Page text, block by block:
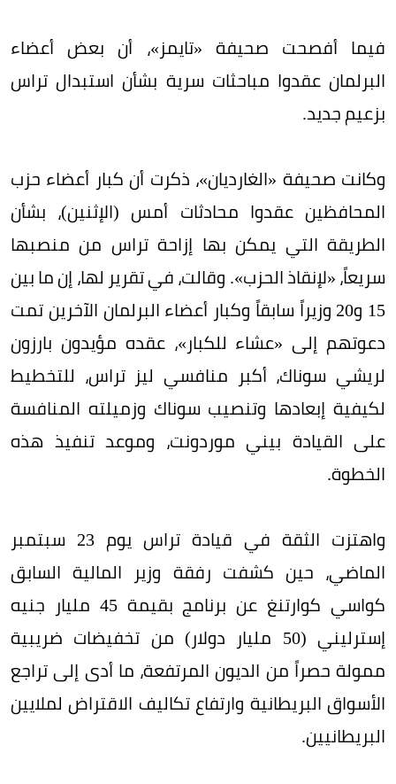
فيما أفصحت صحيفة «تايمز»، أن بعض أعضاء
البرلمان عقدوا مباحثات سرية بشأن استبدال تراس
بزعيم جديد.
وكانت صحيفة «الغارديان»، ذكرت أن كبار أعضاء حزب
المحافظين عقدوا محادثات أمس (الإثنين)، بشأن
الطريقة التي يمكن بها إزاحة تراس من منصبها
سريعاً، «لإنقاذ الحزب». وقالت، في تقرير لها، إن ما بين
15 و20 وزيراً سابقاً وكبار أعضاء البرلمان الآخرين تمت
دعوتهم إلى «عشاء للكبار»، عقده مؤيدون بارزون
لريشي سوناك، أكبر منافسي ليز تراس، للتخطيط
لكيفية إبعادها وتنصيب سوناك وزميلته المنافسة
على القيادة بيني موردونت، وموعد تنفيذ هذه
الخطوة.
واهتزت الثقة في قيادة تراس يوم 23 سبتمبر
الماضي، حين كشفت رفقة وزير المالية السابق
كواسي كوارتنغ عن برنامج بقيمة 45 مليار جنيه
إسترليني (50 مليار دولار) من تخفيضات ضريبية
ممولة حصراً من الديون المرتفعة، ما أدى إلى تراجع
الأسواق البريطانية وارتفاع تكاليف الاقتراض لملايين
البريطانيين.